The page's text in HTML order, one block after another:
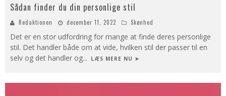
Sådan finder du din personlige stil
Redaktionen december 11, 2022 Skønhed
Det er en stor udfordring for mange at finde deres personlige
stil. Det handler både om at vide, hvilken stil der passer til en
selv og det handler og... LÆS MERE NU ➤